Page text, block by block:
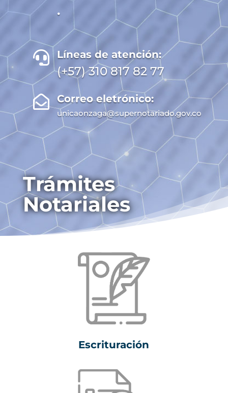
•
 Líneas de atención:
(+57) 310 817 82 77
 Correo eletrónico:
unicaonzaga@supernotariado.gov.co
Trámites
Notariales
Escrituración